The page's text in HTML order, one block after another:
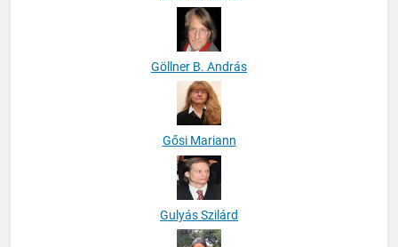
Göllner B. András
Gősi Mariann
Gulyás Szilárd